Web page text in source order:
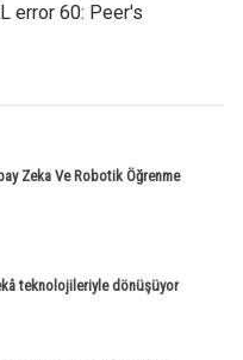
error 60: Peer's
Zeka Ve Robotik Öğrenme
teknolojileriyle dönüşüyor